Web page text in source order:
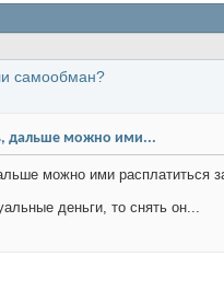
самообман?
дальше можно ими...
можно ими расплатиться
деньги, то снять он...